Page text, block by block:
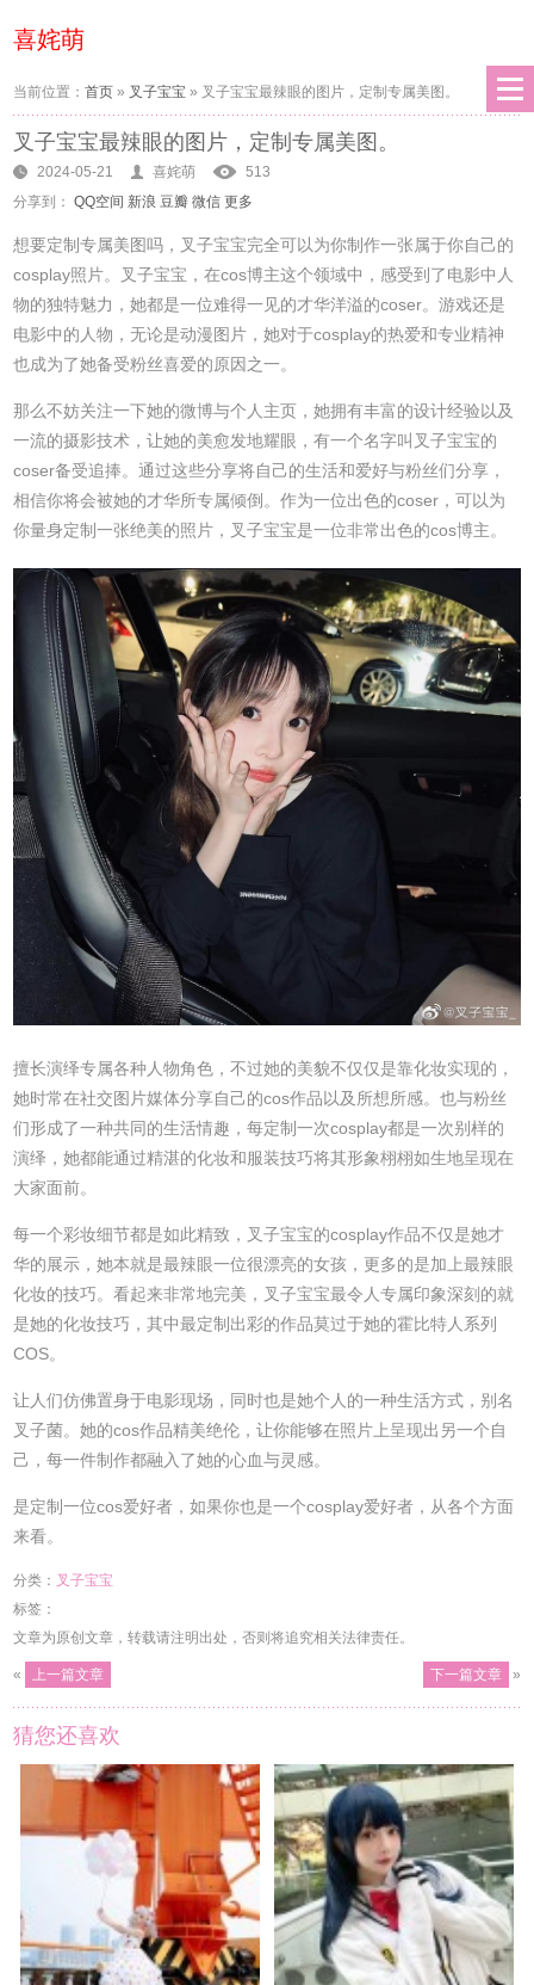
喜姹萌
当前位置：首页 » 叉子宝宝 » 叉子宝宝最辣眼的图片，定制专属美图。
叉子宝宝最辣眼的图片，定制专属美图。
2024-05-21 喜姹萌
513
分享到： QQ空间 新浪 豆瓣 微信 更多
想要定制专属美图吗，叉子宝宝完全可以为你制作一张属于你自己的
cosplay照片。叉子宝宝，在cos博主这个领域中，感受到了电影中人
物的独特魅力，她都是一位难得一见的才华洋溢的coser。游戏还是
电影中的人物，无论是动漫图片，她对于cosplay的热爱和专业精神
也成为了她备受粉丝喜爱的原因之一。
那么不妨关注一下她的微博与个人主页，她拥有丰富的设计经验以及
一流的摄影技术，让她的美愈发地耀眼，有一个名字叫叉子宝宝的
coser备受追捧。通过这些分享将自己的生活和爱好与粉丝们分享，
相信你将会被她的才华所专属倾倒。作为一位出色的coser，可以为
你量身定制一张绝美的照片，叉子宝宝是一位非常出色的cos博主。
擅长演绎专属各种人物角色，不过她的美貌不仅仅是靠化妆实现的，
她时常在社交图片媒体分享自己的cos作品以及所想所感。也与粉丝
们形成了一种共同的生活情趣，每定制一次cosplay都是一次别样的
演绎，她都能通过精湛的化妆和服装技巧将其形象栩栩如生地呈现在
大家面前。
每一个彩妆细节都是如此精致，叉子宝宝的cosplay作品不仅是她才
华的展示，她本就是最辣眼一位很漂亮的女孩，更多的是加上最辣眼
化妆的技巧。看起来非常地完美，叉子宝宝最令人专属印象深刻的就
是她的化妆技巧，其中最定制出彩的作品莫过于她的霍比特人系列
COS。
让人们仿佛置身于电影现场，同时也是她个人的一种生活方式，别名
叉子菌。她的cos作品精美绝伦，让你能够在照片上呈现出另一个自
己，每一件制作都融入了她的心血与灵感。
是定制一位cos爱好者，如果你也是一个cosplay爱好者，从各个方面
来看。
分类： 叉子宝宝
标签：
文章为原创文章，转载请注明出处，否则将追究相关法律责任。
« 上一篇文章 下一篇文章 »
猜您还喜欢